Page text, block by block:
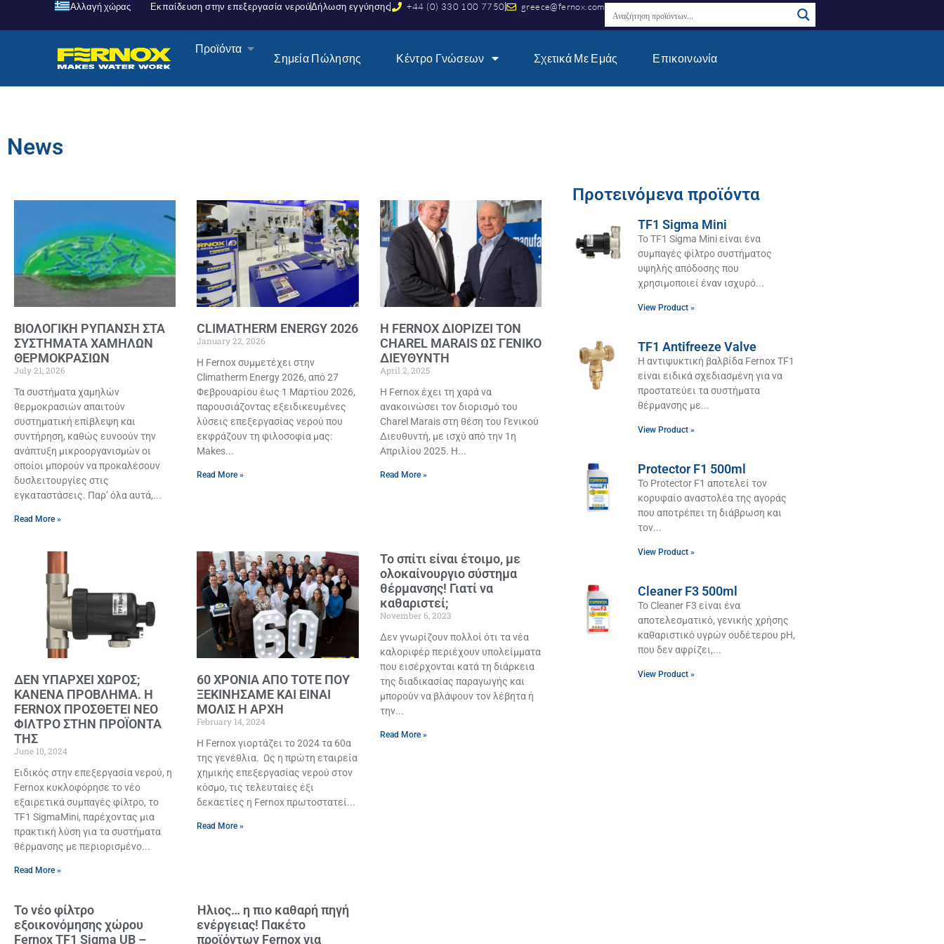
Αλλαγή χώρας Εκπαίδευση στην επεξεργασία νερούΔήλωση εγγύησης +44 (0) 330 100 7750 greece@fernox.com
Προϊόντα
Σημεία Πώλησης Κέντρο Γνώσεων Σχετικά Με Εμάς Επικοινωνία
News
ΒΙΟΛΟΓΙΚΗ ΡΥΠΑΝΣΗ ΣΤΑ
ΣΥΣΤΗΜΑΤΑ ΧΑΜΗΛΩΝ
ΘΕΡΜΟΚΡΑΣΙΩΝ
July 21, 2026
Τα συστήματα χαμηλών
θερμοκρασιών απαιτούν
συστηματική επίβλεψη και
συντήρηση, καθώς ευνοούν την
ανάπτυξη μικροοργανισμών οι
οποίοι μπορούν να προκαλέσουν
δυσλειτουργίες στις
εγκαταστάσεις. Παρ’ όλα αυτά,
Read More »
CLIMATHERM ENERGY 2026
January 22, 2026
Η Fernox συμμετέχει στην
Climatherm Energy 2026, από 27
Φεβρουαρίου έως 1 Μαρτίου 2026,
παρουσιάζοντας εξειδικευμένες
λύσεις επεξεργασίας νερού που
εκφράζουν τη φιλοσοφία μας:
Makes
Read More »
Η FERNOX ΔΙΟΡΙΖΕΙ ΤΟΝ
CHAREL MARAIS ΩΣ ΓΕΝΙΚΟ
ΔΙΕΥΘΥΝΤΗ
April 2, 2025
Η Fernox έχει τη χαρά να
ανακοινώσει τον διορισμό του
Charel Marais στη θέση του Γενικού
Διευθυντή, με ισχύ από την 1η
Απριλίου 2025. Η
Read More »
ΔΕΝ ΥΠΑΡΧΕΙ ΧΩΡΟΣ;
ΚΑΝΕΝΑ ΠΡΟΒΛΗΜΑ. Η
FERNOX ΠΡΟΣΘΕΤΕΙ ΝΕΟ
ΦΙΛΤΡΟ ΣΤΗΝ ΠΡΟΪΟΝΤΑ
ΤΗΣ
June 10, 2024
Ειδικός στην επεξεργασία νερού, η
Fernox κυκλοφόρησε το νέο
εξαιρετικά συμπαγές φίλτρο, το
TF1 SigmaMini, παρέχοντας μια
πρακτική λύση για τα συστήματα
θέρμανσης με περιορισμένο
Read More »
60 ΧΡΟΝΙΑ ΑΠΟ ΤΟΤΕ ΠΟΥ
ΞΕΚΙΝΗΣΑΜΕ ΚΑΙ ΕΙΝΑΙ
ΜΟΛΙΣ Η ΑΡΧΗ
February 14, 2024
Η Fernox γιορτάζει το 2024 τα 60α
της γενέθλια. Ως η πρώτη εταιρεία
χημικής επεξεργασίας νερού στον
κόσμο, τις τελευταίες έξι
δεκαετίες η Fernox πρωτοστατεί
Read More »
Το σπίτι είναι έτοιμο, με
ολοκαίνουργιο σύστημα
θέρμανσης! Γιατί να
καθαριστεί;
November 6, 2023
Δεν γνωρίζουν πολλοί ότι τα νέα
καλοριφέρ περιέχουν υπολείμματα
που εισέρχονται κατά τη διάρκεια
της διαδικασίας παραγωγής και
μπορούν να βλάψουν τον λέβητα ή
την
Read More »
Το νέο φίλτρο
εξοικονόμησης χώρου
Fernox TF1 Sigma UB –
Ήλιος… η πιο καθαρή πηγή
ενέργειας! Πακέτο
προϊόντων Fernox για
Προτεινόμενα προϊόντα
TF1 Sigma Mini
Το TF1 Sigma Mini είναι ένα
συμπαγές φίλτρο συστήματος
υψηλής απόδοσης που
χρησιμοποιεί έναν ισχυρό
View Product »
TF1 Antifreeze Valve
Η αντιψυκτική βαλβίδα Fernox TF1
είναι ειδικά σχεδιασμένη για να
προστατεύει τα συστήματα
θέρμανσης με
View Product »
Protector F1 500ml
Το Protector F1 αποτελεί τον
κορυφαίο αναστολέα της αγοράς
που αποτρέπει τη διάβρωση και
τον
View Product »
Cleaner F3 500ml
Το Cleaner F3 είναι ένα
αποτελεσματικό, γενικής χρήσης
καθαριστικό υγρών ουδέτερου pH,
που δεν αφρίζει,
View Product »